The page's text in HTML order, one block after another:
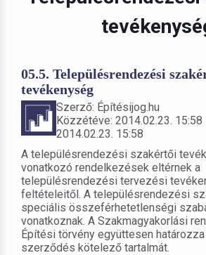
05.5. Településrendezési
tevékenység
Szerző: Építésijog.hu
Közzétéve: 2014.02.23.
2014.02.23. 15:58
A településrendezési szakértői
vonatkozó rendelkezések eltérnek a
településrendezési tervezési
feltételeitől. A településrendezési
speciális összeférhetetlenségi
vonatkoznak. A Szakmagyakorlási
Építési törvény együttesen
szerződés kötelező tartalmát.